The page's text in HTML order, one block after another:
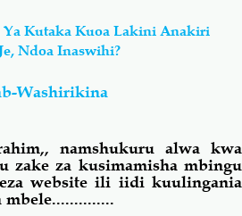
Manhaj
Bid-'ah (Uzushi)
Firaq-Makundi
Duaa-Adhkaar
Kutaka Kuoa Lakini Anakiri
Ndoa Inaswihi?
Washirikina
namshukuru alwa kwa
zake za kusimamisha mbingu
website ili iidi kuulingania